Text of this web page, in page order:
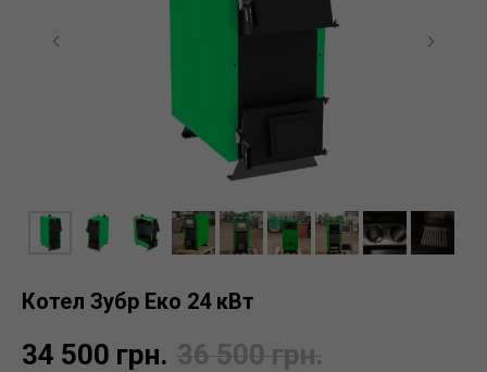
Котел Зубр Еко 24 кВт
34 500 грн. 36 500 грн.